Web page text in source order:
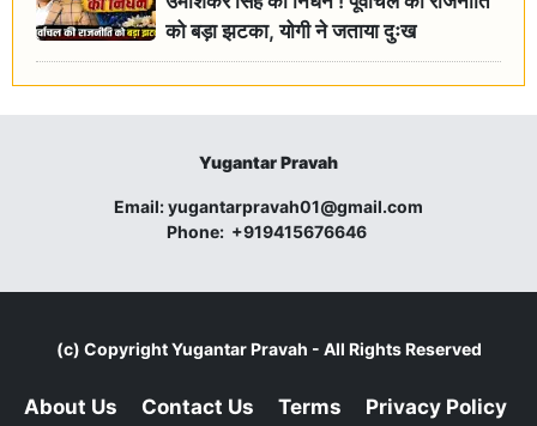
को बड़ा झटका, योगी ने जताया दुःख
Yugantar Pravah
Email:yugantarpravah01@gmail.com
Phone: +919415676646
(c) CopyrightYugantar Pravah - All Rights Reserved
About Us Contact Us Terms Privacy Policy